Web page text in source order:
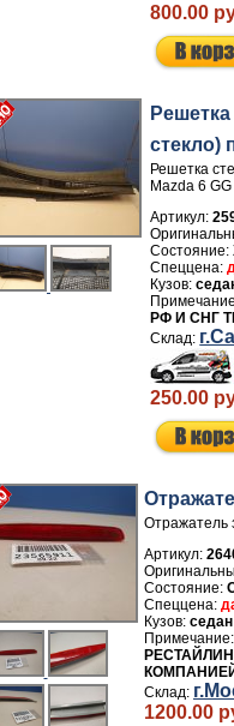
800.00
стекло)
Решетка
Mazda 6
Артикул:
РФ И СНГ
250.00
Отражатель
Артикул:
седан
1200.00